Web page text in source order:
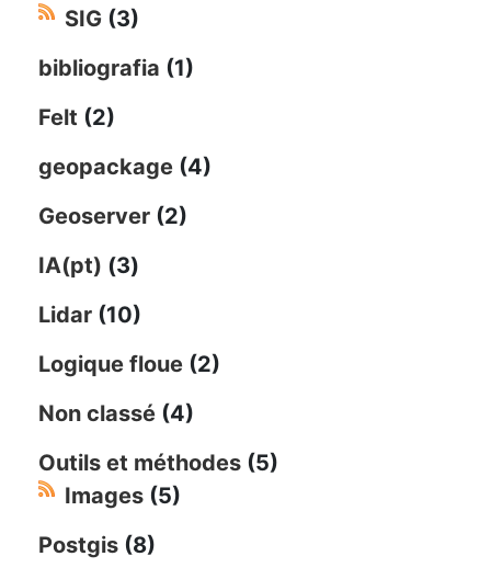
SIG (3)
bibliografia (1)
Felt (2)
geopackage (4)
Geoserver (2)
IA(pt) (3)
Lidar (10)
Logique floue (2)
Non classé (4)
Outils et méthodes (5)
Images (5)
Postgis (8)